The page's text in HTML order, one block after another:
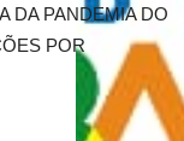
DA PANDEMIA DO
POR